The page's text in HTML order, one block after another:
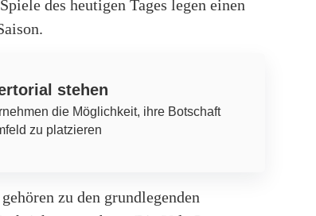
des heutigen Tages legen einen
stehen
die Möglichkeit, ihre Botschaft
zu platzieren
zu den grundlegenden